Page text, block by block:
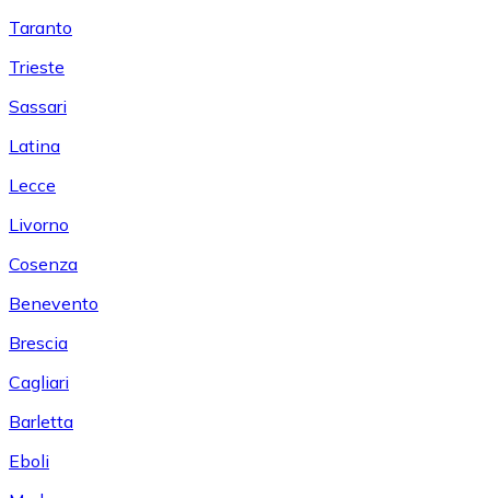
Taranto
Trieste
Sassari
Latina
Lecce
Livorno
Cosenza
Benevento
Brescia
Cagliari
Barletta
Eboli